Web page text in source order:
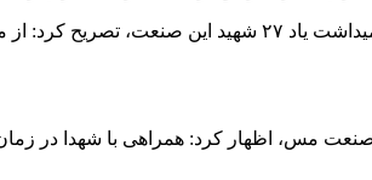
فرمانده سپاه ثارالله استان کرمان با قدردانی از مجموعه مس بخاطر برگزاری
مس، اظهار کرد: همراهی با شهدا در زمان